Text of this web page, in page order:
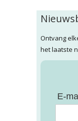
Ontvang
het laatste
E-